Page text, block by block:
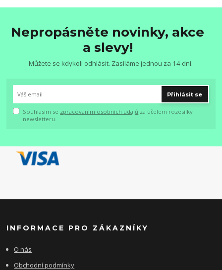
Nepropásněte novinky, akce
a slevy!
Můžete se kdykoli odhlásit. Zasíláme jednou za 14 dní.
Přihlásit se
Souhlasím se zpracováním osobních údajů za účelem rozesílky
newsletteru.
INFORMACE PRO ZÁKAZNÍKY
O nás
Obchodní podmínky